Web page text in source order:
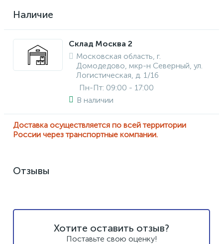
Наличие
Склад Москва 2
Московская область, г.
Домодедово, мкр-н Северный, ул.
Логистическая, д. 1/16
Пн-Пт: 09:00 - 17:00
В наличии
Доставка осуществляется по всей территории
России через транспортные компании.
Отзывы
Хотите оставить отзыв?
Поставьте свою оценку!